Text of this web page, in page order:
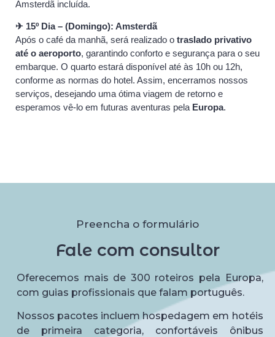
Amsterdã incluída.
✈ 15º Dia – (Domingo): Amsterdã
Após o café da manhã, será realizado o traslado privativo
até o aeroporto, garantindo conforto e segurança para o seu
embarque. O quarto estará disponível até às 10h ou 12h,
conforme as normas do hotel. Assim, encerramos nossos
serviços, desejando uma ótima viagem de retorno e
esperamos vê-lo em futuras aventuras pela Europa.
Preencha o formulário
Fale com consultor
Oferecemos mais de 300 roteiros pela Europa,
com guias profissionais que falam português.
Nossos pacotes incluem hospedagem em hotéis
de primeira categoria, confortáveis ônibus